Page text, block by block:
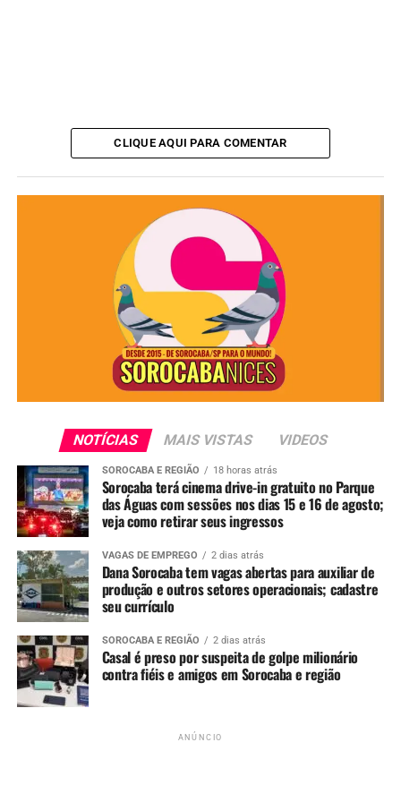
Redação
See Full Bio
TÓPICOS RELACIONADOS ASSALTO
CENTRO DE SOROCABA
HOTEL
MORRE RECEPCIONISTA
UP NEXT
Considerada a maior edição da história, 45ª Festa Julina
Beneficente de Sorocaba começa nesta quarta-feira com
shows de Grelo, Felipe Amorim e MC Ryan SP
CLIQUE AQUI PARA COMENTAR
NOTÍCIAS MAIS VISTAS VIDEOS
SOROCABA E REGIÃO 18 horas atrás
Sorocaba terá cinema drive-in gratuito no Parque
das Águas com sessões nos dias 15 e 16 de agosto;
veja como retirar seus ingressos
VAGAS DE EMPREGO 2 dias atrás
Dana Sorocaba tem vagas abertas para auxiliar de
produção e outros setores operacionais; cadastre
seu currículo
SOROCABA E REGIÃO 2 dias atrás
Casal é preso por suspeita de golpe milionário
contra fiéis e amigos em Sorocaba e região
ANÚNCIO